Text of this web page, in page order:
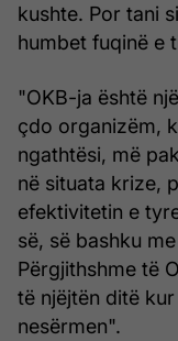
kushte. Por tani
humbet fuqinë e
"OKB-ja është
çdo organizëm,
ngathtësi, më
në situata krize,
efektivitetin e
së, së bashku
Përgjithshme të
të njëjtën ditë
nesërmen".